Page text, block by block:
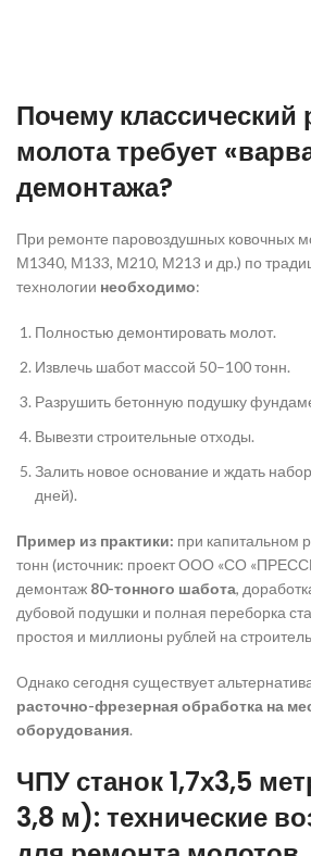
Почему классический
молота требует
демонтажа?
При ремонте паровоздушных ковочных
М1340, М133, М210, М213 и др.) по
технологии необходимо:
Полностью демонтировать молот.
Извлечь шабот массой 50–100 тонн.
Разрушить бетонную подушку
Вывезти строительные отходы.
Залить новое основание и ждать
дней).
Пример из практики: при капитальном
тонн (источник: проект ООО «СО
демонтаж 80-тонного шабота,
дубовой подушки и полная переборка
простоя и миллионы рублей на
Однако сегодня существует
расточно-фрезерная обработка на
оборудования.
ЧПУ станок 1,7х3,5
3,8 м): технические